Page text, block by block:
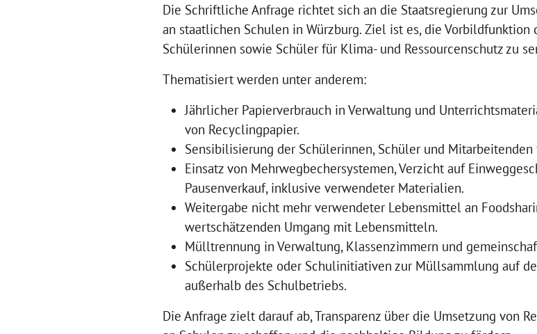
Die Schriftliche Anfrage richtet sich an die Staatsregierung zur
an staatlichen Schulen in Würzburg. Ziel ist es, die
Schülerinnen sowie Schüler für Klima- und Ressourcenschutz zu
Thematisiert werden unter anderem:
Jährlicher Papierverbrauch in Verwaltung und
von Recyclingpapier.
Sensibilisierung der Schülerinnen, Schüler und
Einsatz von Mehrwegbechersystemen, Verzicht auf
Pausenverkauf, inklusive verwendeter Materialien.
Weitergabe nicht mehr verwendeter Lebensmittel an
wertschätzenden Umgang mit Lebensmitteln.
Mülltrennung in Verwaltung, Klassenzimmern und
Schülerprojekte oder Schulinitiativen zur Müllsammlung auf
außerhalb des Schulbetriebs.
Die Anfrage zielt darauf ab, Transparenz über die Umsetzung von